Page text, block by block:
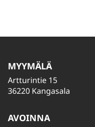
MYYMÄLÄ
Artturintie 15
36220 Kangasala
AVOINNA